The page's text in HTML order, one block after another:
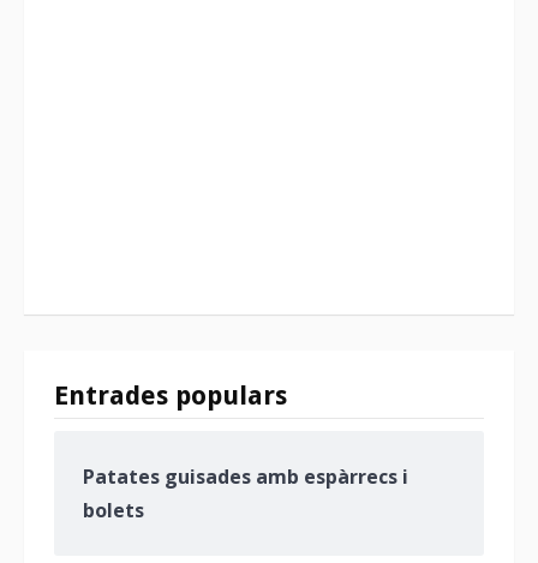
Entrades populars
Patates guisades amb espàrrecs i
bolets